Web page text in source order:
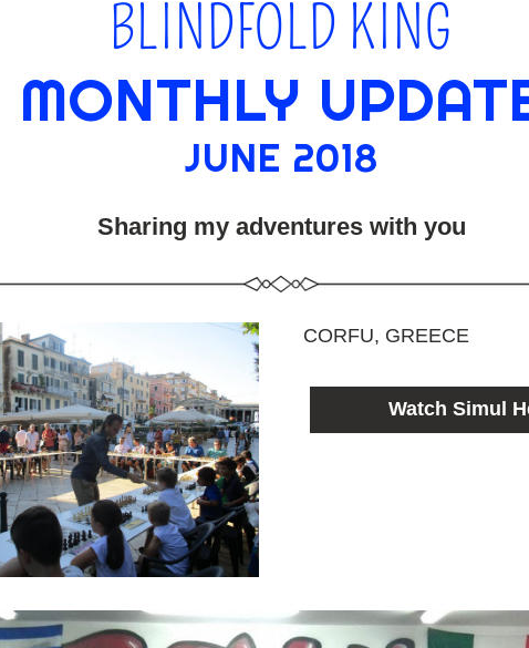
BLINDFOLD KING
MONTHLY
JUNE 2018
Sharing my adventures with you
CORFU, GREECE
Watch Simul